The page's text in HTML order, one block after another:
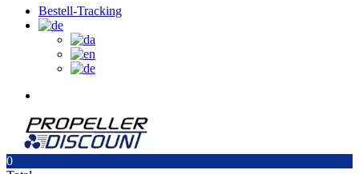
Bestell-Tracking
0